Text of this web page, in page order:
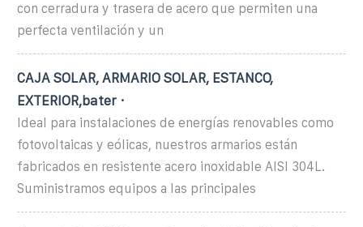
con cerradura y trasera de acero que permiten una
perfecta ventilación y un
CAJA SOLAR, ARMARIO SOLAR, ESTANCO,
EXTERIOR,bater ·
Ideal para instalaciones de energías renovables como
fotovoltaicas y eólicas, nuestros armarios están
fabricados en resistente acero inoxidable AISI 304L.
Suministramos equipos a las principales